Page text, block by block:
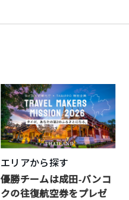
エリアから探す
優勝チームは成田-バンコ
クの往復航空券をプレゼ